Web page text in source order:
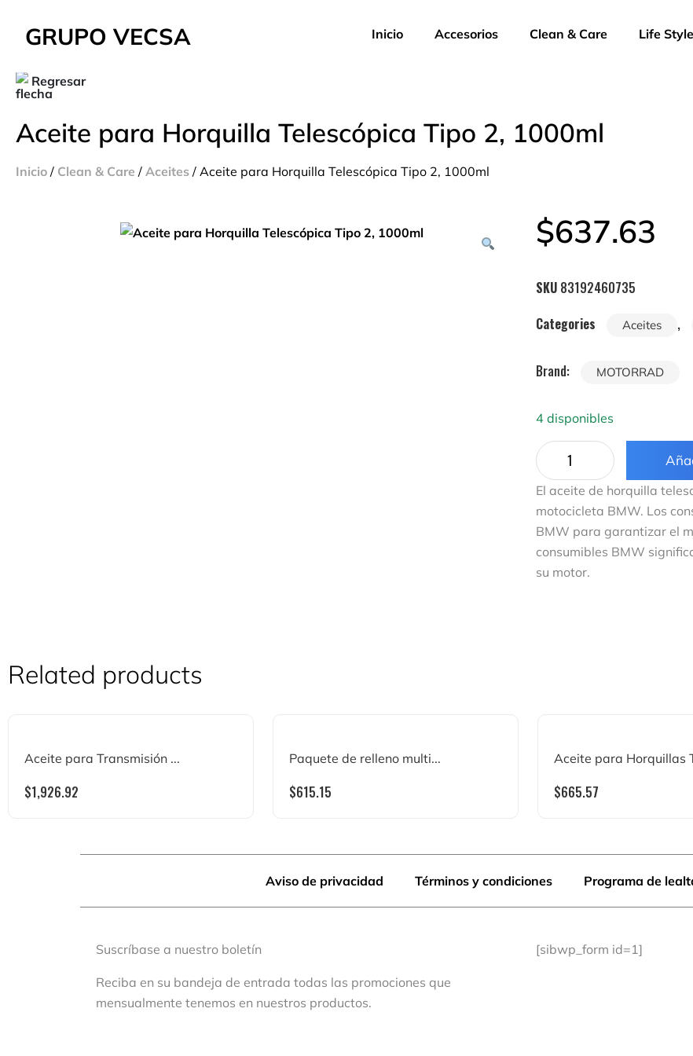
GRUPO VECSA Inicio Accesorios Clean & Care Life Style
Regresar
Aceite para Horquilla Telescópica Tipo 2, 1000ml
Inicio / Clean & Care / Aceites / Aceite para Horquilla Telescópica Tipo 2, 1000ml
$637.63
SKU 83192460735
Categories
Aceites ,
Brand: MOTORRAD
4 disponibles
El aceite de horquilla
motocicleta BMW. Los
BMW para garantizar el
consumibles BMW
su motor.
Related products
Aceite para Transmisión ...
$1,926.92
Paquete de relleno multi...
$615.15
Aceite para Horquillas
$665.57
Aviso de privacidad Términos y condiciones Programa de
Suscríbase a nuestro boletín
Reciba en su bandeja de entrada todas las promociones que
mensualmente tenemos en nuestros productos.
[sibwp_form id=1]